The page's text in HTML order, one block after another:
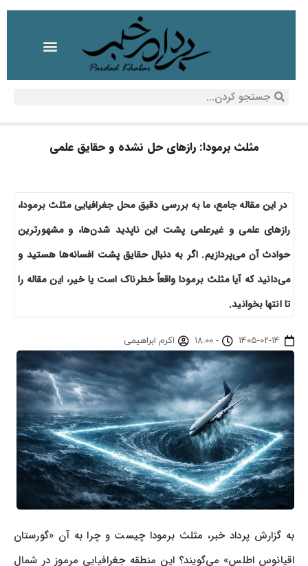
مثلث برمودا: رازهای حل نشده و حقایق علمی
در این مقاله جامع، ما به بررسی دقیق محل جغرافیایی مثلث برمودا،
رازهای علمی و غیرعلمی پشت این ناپدید شدن‌ها، و مشهورترین
حوادث آن می‌پردازیم. اگر به دنبال حقایق پشت افسانه‌ها هستید و
می‌دانید که آیا مثلث برمودا واقعاً خطرناک است یا خیر، این مقاله را
تا انتها بخوانید.
۱۴۰۵-۰۲-۱۴ - ۱۸:۰۰ اکرم ابراهیمی
به گزارش پرداد خبر، مثلث برمودا چیست و چرا به آن «گورستان
اقیانوس اطلس» می‌گویند؟ این منطقه جغرافیایی مرموز در شمال